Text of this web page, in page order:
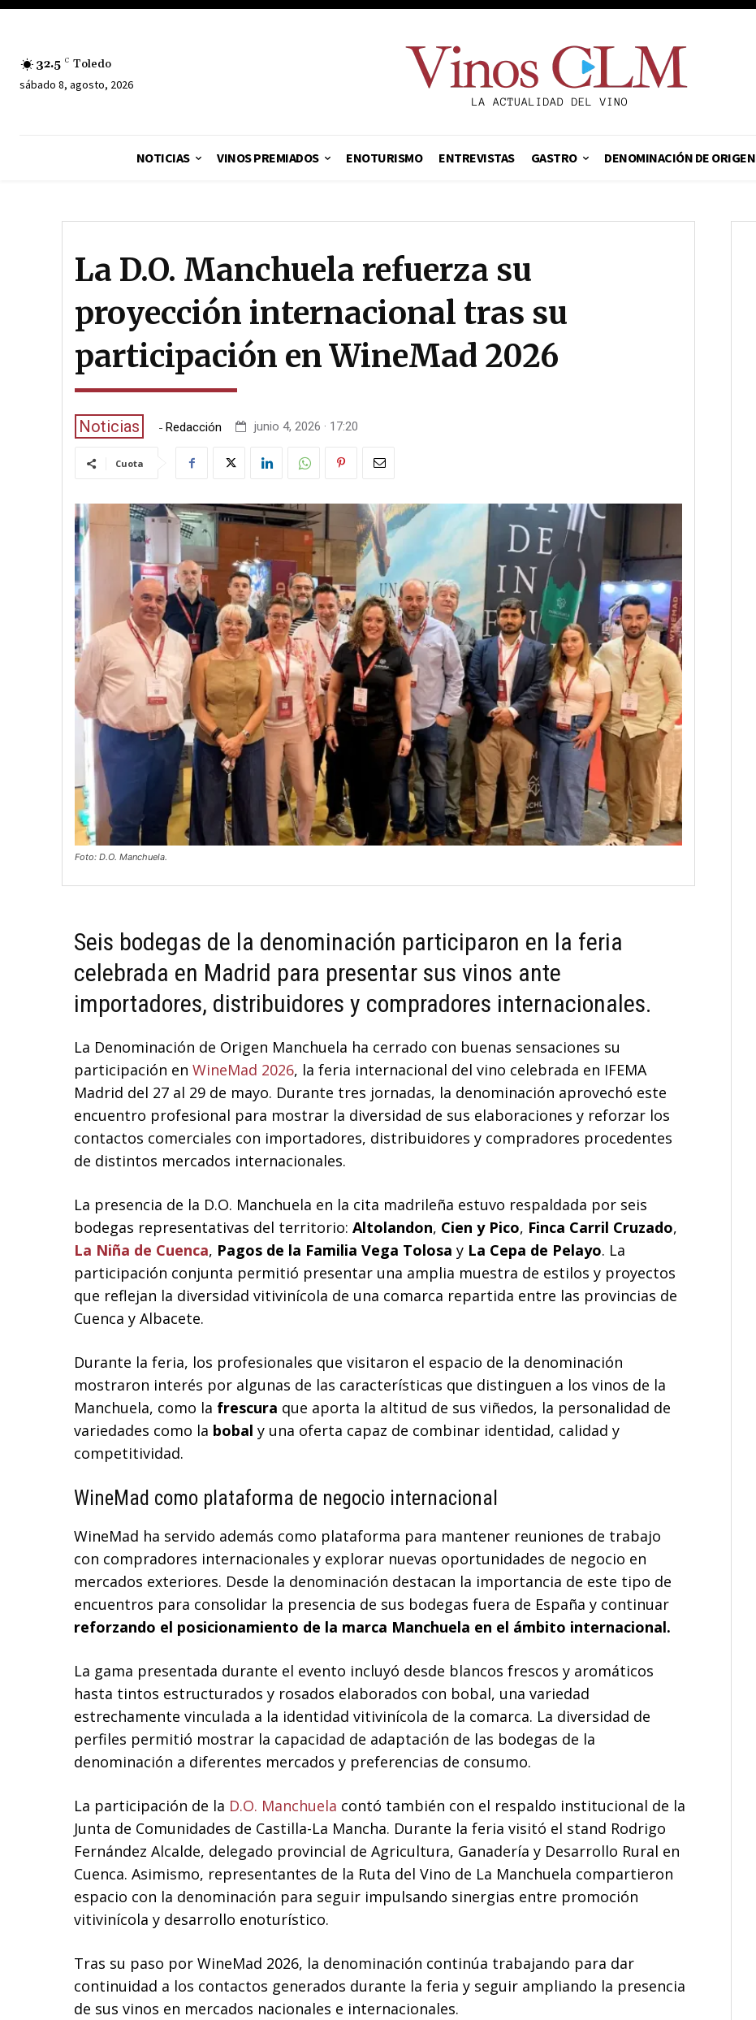
32.5 C Toledo
sábado 8, agosto, 2026
NOTICIAS VINOS PREMIADOS ENOTURISMO ENTREVISTAS GASTRO DENOMINACIÓN DE ORIGEN
La D.O. Manchuela refuerza su
proyección internacional tras su
participación en WineMad 2026
Noticias - Redacción junio 4, 2026 · 17:20
Cuota
Foto: D.O. Manchuela.
Seis bodegas de la denominación participaron en la feria
celebrada en Madrid para presentar sus vinos ante
importadores, distribuidores y compradores internacionales.
La Denominación de Origen Manchuela ha cerrado con buenas sensaciones su
participación en WineMad 2026, la feria internacional del vino celebrada en IFEMA
Madrid del 27 al 29 de mayo. Durante tres jornadas, la denominación aprovechó este
encuentro profesional para mostrar la diversidad de sus elaboraciones y reforzar los
contactos comerciales con importadores, distribuidores y compradores procedentes
de distintos mercados internacionales.
La presencia de la D.O. Manchuela en la cita madrileña estuvo respaldada por seis
bodegas representativas del territorio: Altolandon, Cien y Pico, Finca Carril Cruzado,
La Niña de Cuenca, Pagos de la Familia Vega Tolosa y La Cepa de Pelayo. La
participación conjunta permitió presentar una amplia muestra de estilos y proyectos
que reflejan la diversidad vitivinícola de una comarca repartida entre las provincias de
Cuenca y Albacete.
Durante la feria, los profesionales que visitaron el espacio de la denominación
mostraron interés por algunas de las características que distinguen a los vinos de la
Manchuela, como la frescura que aporta la altitud de sus viñedos, la personalidad de
variedades como la bobal y una oferta capaz de combinar identidad, calidad y
competitividad.
WineMad como plataforma de negocio internacional
WineMad ha servido además como plataforma para mantener reuniones de trabajo
con compradores internacionales y explorar nuevas oportunidades de negocio en
mercados exteriores. Desde la denominación destacan la importancia de este tipo de
encuentros para consolidar la presencia de sus bodegas fuera de España y continuar
reforzando el posicionamiento de la marca Manchuela en el ámbito internacional.
La gama presentada durante el evento incluyó desde blancos frescos y aromáticos
hasta tintos estructurados y rosados elaborados con bobal, una variedad
estrechamente vinculada a la identidad vitivinícola de la comarca. La diversidad de
perfiles permitió mostrar la capacidad de adaptación de las bodegas de la
denominación a diferentes mercados y preferencias de consumo.
La participación de la D.O. Manchuela contó también con el respaldo institucional de la
Junta de Comunidades de Castilla-La Mancha. Durante la feria visitó el stand Rodrigo
Fernández Alcalde, delegado provincial de Agricultura, Ganadería y Desarrollo Rural en
Cuenca. Asimismo, representantes de la Ruta del Vino de La Manchuela compartieron
espacio con la denominación para seguir impulsando sinergias entre promoción
vitivinícola y desarrollo enoturístico.
Tras su paso por WineMad 2026, la denominación continúa trabajando para dar
continuidad a los contactos generados durante la feria y seguir ampliando la presencia
de sus vinos en mercados nacionales e internacionales.